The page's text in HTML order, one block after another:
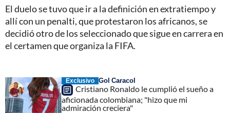
El duelo se tuvo que ir a la definición en extratiempo y
allí con un penalti, que protestaron los africanos, se
decidió otro de los seleccionado que sigue en carrera en
el certamen que organiza la FIFA.
Exclusivo Gol Caracol
Cristiano Ronaldo le cumplió el sueño a
aficionada colombiana; "hizo que mi
admiración creciera"